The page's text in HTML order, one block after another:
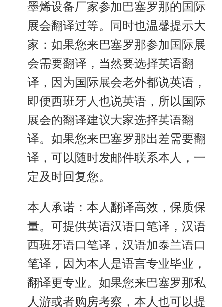
墨烯设备厂家参加巴塞罗那的国际
展会翻译过等。同时也温馨提示大
家：如果您来巴塞罗那参加国际展
会需要翻译，当然要选择英语翻
译，因为国际展会老外都说英语，
即便西班牙人也说英语，所以国际
展会的翻译建议大家选择英语翻
译。如果您来巴塞罗那出差需要翻
译，可以随时发邮件联系本人，一
定及时回复您。
本人承诺：本人翻译高效，保质保
量。可提供英语汉语口笔译，汉语
西班牙语口笔译，汉语加泰兰语口
笔译，因为本人是语言专业毕业，
翻译更专业。如果您来巴塞罗那私
人游或者购房考察，本人也可以提